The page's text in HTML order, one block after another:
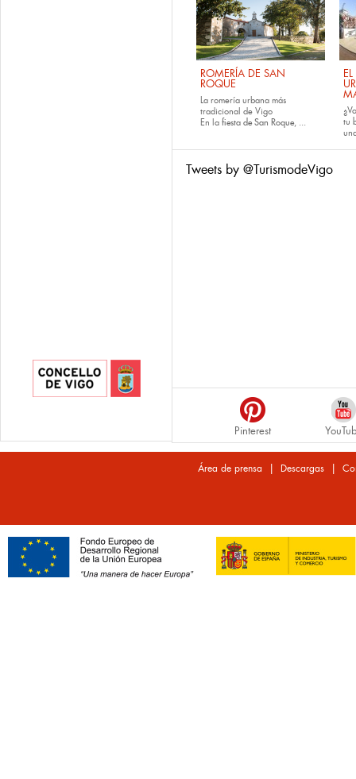
ROMERÍA DE SAN
ROQUE
La romería urbana más
tradicional de Vigo
En la fiesta de San Roque, ...
tu
Tweets by @TurismodeVigo
Pinterest
Área de prensa | Descargas|